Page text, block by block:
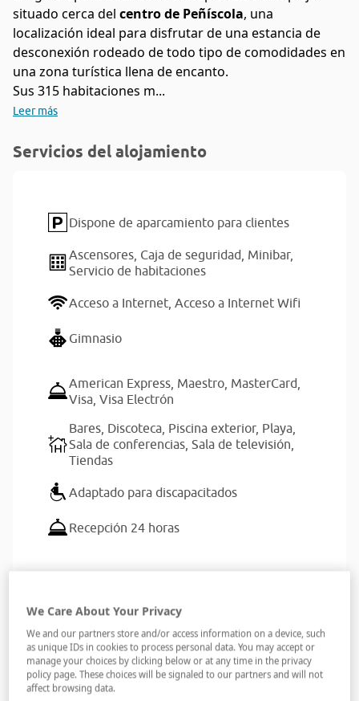
situado cerca del centro de Peñíscola, una
localización ideal para disfrutar de una estancia de
desconexión rodeado de todo tipo de comodidades en
una zona turística llena de encanto.
Sus 315 habitaciones m...
Leer más
Servicios del alojamiento
Dispone de aparcamiento para clientes
Ascensores, Caja de seguridad, Minibar,
Servicio de habitaciones
Acceso a Internet, Acceso a Internet Wifi
Gimnasio
American Express, Maestro, MasterCard,
Visa, Visa Electrón
Bares, Discoteca, Piscina exterior, Playa,
Sala de conferencias, Sala de televisión,
Tiendas
Adaptado para discapacitados
Recepción 24 horas
Los servicios del Agora Spa & Resorts aúnan un sublime
cuidado para el confort de sus huéspedes con una gran
oferta de entretenimiento para que aproveches al máximo
cada momento en sus instalaciones.
Nada más llegar al ...
We Care About Your Privacy
We and our partners store and/or access information on a device, such
as unique IDs in cookies to process personal data. You may accept or
manage your choices by clicking below or at any time in the privacy
policy page. These choices will be signaled to our partners and will not
affect browsing data.